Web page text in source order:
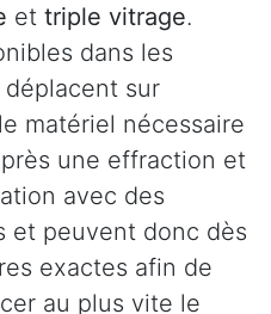
et triple vitrage.
dans les
sur
matériel nécessaire
une effraction et
avec des
et peuvent donc dès
exactes afin de
au plus vite le